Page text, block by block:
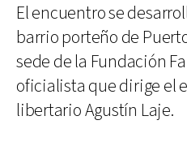
El encuentro se
barrio porteño de
sede de la Fundación
oficialista que dirige el
libertario Agustín Laje.